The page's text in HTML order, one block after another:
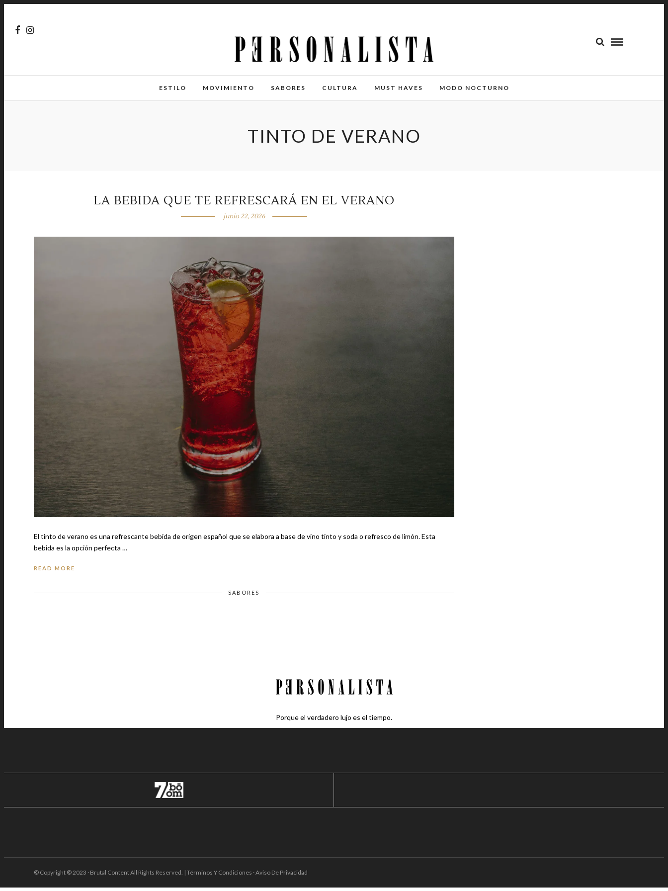
ESTILO MOVIMIENTO SABORES CULTURA MUST HAVES MODO NOCTURNO
TINTO DE VERANO
LA BEBIDA QUE TE REFRESCARÁ EN EL VERANO
junio 22, 2026
El tinto de verano es una refrescante bebida de origen español que se elabora a base de vino tinto y soda o refresco de limón. Esta
bebida es la opción perfecta …
READ MORE
SABORES
Porque el verdadero lujo es el tiempo.
© Copyright © 2023 · Brutal Content All Rights Reserved. | Términos Y Condiciones · Aviso De Privacidad